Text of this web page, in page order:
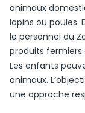
animaux
lapins ou poules.
le personnel du
produits fermiers
Les enfants
animaux.
une approche